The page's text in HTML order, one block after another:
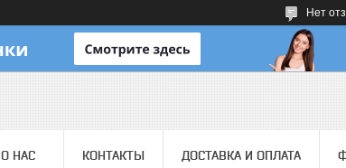
Нет
О НАС КОНТАКТЫ ДОСТАВКА И ОПЛАТА